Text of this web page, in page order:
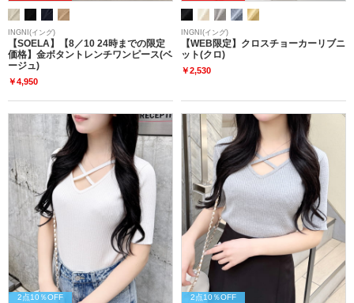
INGNI(イング)
【SOELA】【8／10 24時までの限定
価格】金ボタントレンチワンピース(ベ
ージュ)
￥4,950
INGNI(イング)
【WEB限定】クロスチョーカーリブニ
ット(クロ)
￥2,530
2点10％OFF 2点10％OFF